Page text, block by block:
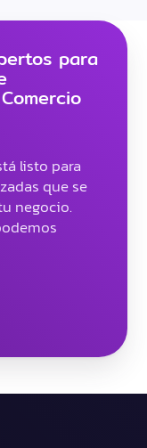
para
listo para
que se
negocio.
y
Adiós